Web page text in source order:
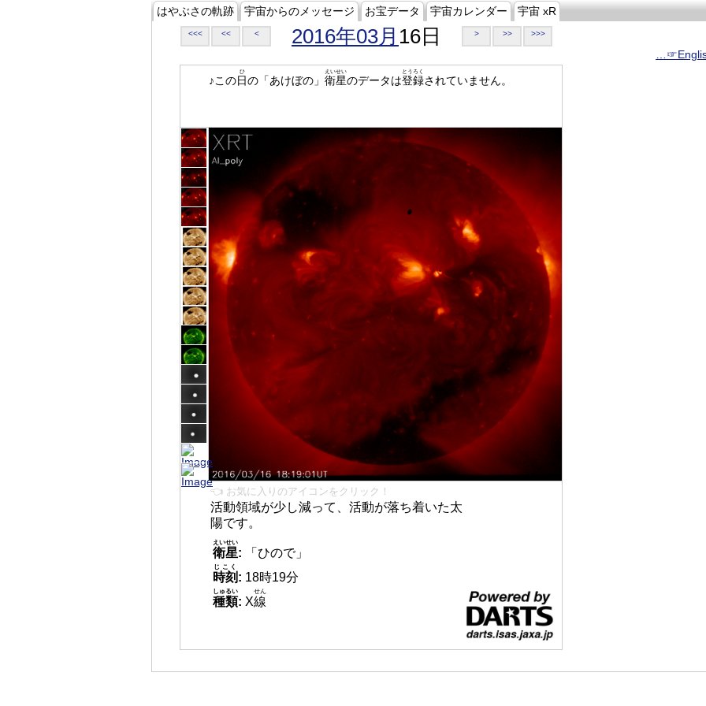
はやぶさの軌跡 宇宙からのメッセージ お宝データ 宇宙カレンダー 宇宙 xR
<<< << < 2016年03月 16日 > >> >>>
♪この日
ひ
の「あけぼの」 衛星
えいせい
のデータは登録
とうろく
されていません。
👈 お気に入りのアイコンをクリック！
活動領域が少し減って、活動が落ち着いた太
陽です。
衛星
えいせい
:
「ひので」
時刻
じこく
: 18時19分
種類
しゅるい
: X線
せん